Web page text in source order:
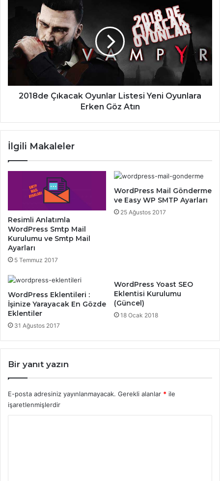
Yeni
Oyunlara
Atın
2018de Çıkacak Oyunlar Listesi Yeni Oyunlara
Erken Göz Atın
İlgili Makaleler
Resimli Anlatımla
WordPress Smtp Mail
Kurulumu ve Smtp Mail
Ayarları
5 Temmuz 2017
WordPress Mail Gönderme
ve Easy WP SMTP Ayarları
25 Ağustos 2017
WordPress Eklentileri :
İşinize Yarayacak En Gözde
Eklentiler
31 Ağustos 2017
WordPress Yoast SEO
Eklentisi Kurulumu
(Güncel)
18 Ocak 2018
Bir yanıt yazın
E-posta adresiniz yayınlanmayacak. Gerekli alanlar * ile
işaretlenmişlerdir